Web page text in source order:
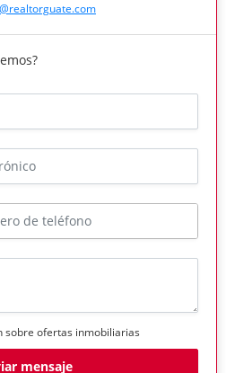
ofertas inmobiliarias
mensaje